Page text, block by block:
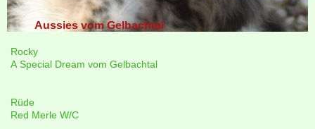
Aussies vom Gelbachtal
Rocky
A Special Dream vom Gelbachtal
Rüde
Red Merle W/C